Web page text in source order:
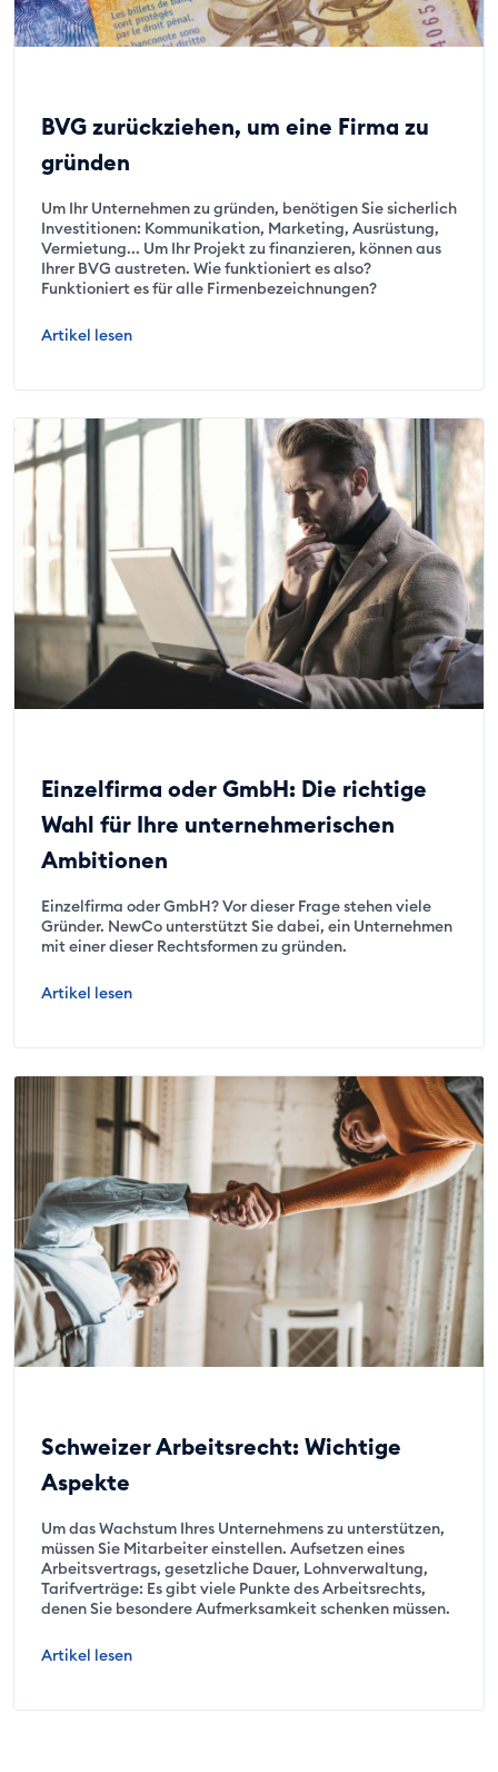
BVG zurückziehen, um eine Firma zu
gründen
Um Ihr Unternehmen zu gründen, benötigen Sie sicherlich
Investitionen: Kommunikation, Marketing, Ausrüstung,
Vermietung... Um Ihr Projekt zu finanzieren, können aus
Ihrer BVG austreten. Wie funktioniert es also?
Funktioniert es für alle Firmenbezeichnungen?
Artikel lesen
Einzelfirma oder GmbH: Die richtige
Wahl für Ihre unternehmerischen
Ambitionen
Einzelfirma oder GmbH? Vor dieser Frage stehen viele
Gründer. NewCo unterstützt Sie dabei, ein Unternehmen
mit einer dieser Rechtsformen zu gründen.
Artikel lesen
Schweizer Arbeitsrecht: Wichtige
Aspekte
Um das Wachstum Ihres Unternehmens zu unterstützen,
müssen Sie Mitarbeiter einstellen. Aufsetzen eines
Arbeitsvertrags, gesetzliche Dauer, Lohnverwaltung,
Tarifverträge: Es gibt viele Punkte des Arbeitsrechts,
denen Sie besondere Aufmerksamkeit schenken müssen.
Artikel lesen